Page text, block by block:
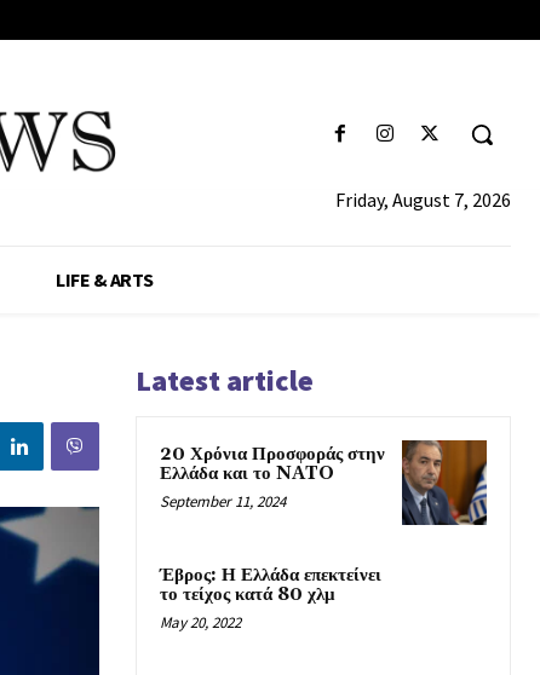
Friday, August 7, 2026
LIFE & ARTS
Latest article
20 Χρόνια Προσφοράς στην
Ελλάδα και το NATO
September 11, 2024
Έβρος: Η Ελλάδα επεκτείνει
το τείχος κατά 80 χλμ
May 20, 2022